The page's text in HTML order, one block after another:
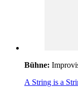
Bühne:
A String is a